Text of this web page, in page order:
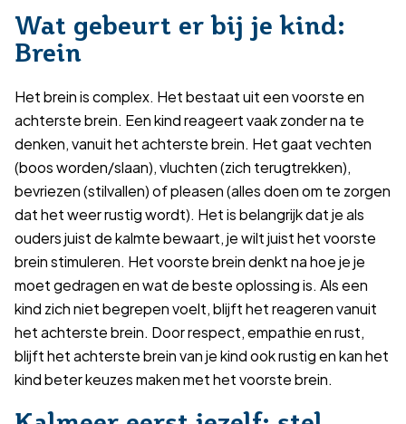
Wat gebeurt er bij je kind:
Brein
Het brein is complex. Het bestaat uit een voorste en
achterste brein. Een kind reageert vaak zonder na te
denken, vanuit het achterste brein. Het gaat vechten
(boos worden/slaan), vluchten (zich terugtrekken),
bevriezen (stilvallen) of pleasen (alles doen om te zorgen
dat het weer rustig wordt). Het is belangrijk dat je als
ouders juist de kalmte bewaart, je wilt juist het voorste
brein stimuleren. Het voorste brein denkt na hoe je je
moet gedragen en wat de beste oplossing is. Als een
kind zich niet begrepen voelt, blijft het reageren vanuit
het achterste brein. Door respect, empathie en rust,
blijft het achterste brein van je kind ook rustig en kan het
kind beter keuzes maken met het voorste brein.